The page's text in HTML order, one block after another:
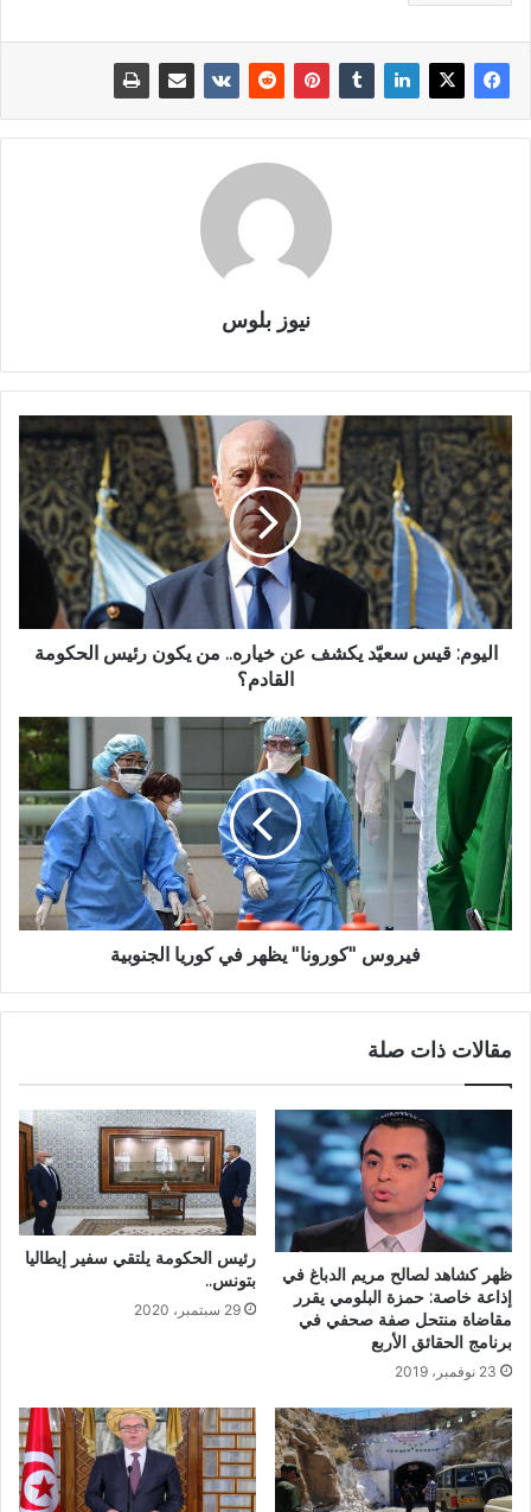
نيوز بلوس
اليوم: قيس سعيّد يكشف عن خياره.. من يكون رئيس الحكومة
القادم؟
فيروس ''كورونا'' يظهر في كوريا الجنوبية
مقالات ذات صلة
ظهر كشاهد لصالح مريم الدباغ في
إذاعة خاصة: حمزة البلومي يقرر
مقاضاة منتحل صفة صحفي في
برنامج الحقائق الأربع
23 نوفمبر، 2019
رئيس الحكومة يلتقي سفير إيطاليا
بتونس..
29 سبتمبر، 2020